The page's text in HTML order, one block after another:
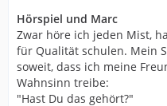
Hörspiel und Marc
Zwar höre ich jeden Mist,
für Qualität schulen. Mein
soweit, dass ich meine
Wahnsinn treibe:
"Hast Du das gehört?"